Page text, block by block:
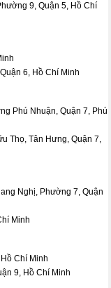
9, Quận 5, Hồ Chí
6, Hồ Chí Minh
Phú Nhuận, Quận 7, Phú
Thọ, Tân Hưng, Quận 7,
Nghị, Phường 7, Quận
Minh
Chí Minh
9, Hồ Chí Minh